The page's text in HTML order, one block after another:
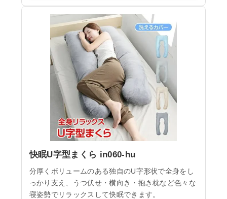
快眠U字型まくら in060-hu
分厚くボリュームのある独自のU字形状で全身をし
っかり支え、うつ伏せ・横向き・抱き枕など色々な
寝姿勢でリラックスして快眠できます。